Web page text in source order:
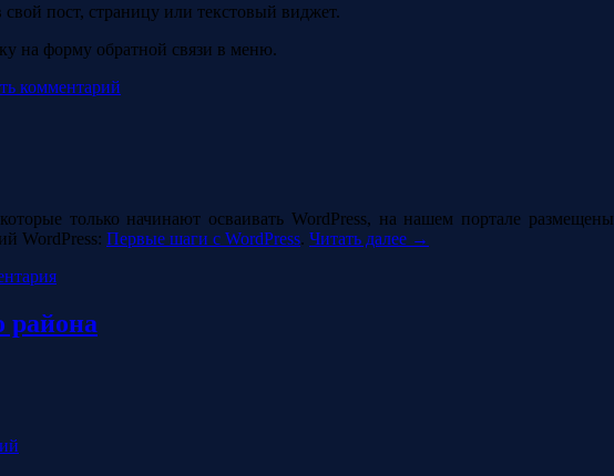
пост, страницу или текстовый виджет.
на форму обратной связи в меню.
комментарий
только начинают осваивать WordPress, на нашем портале размещены
WordPress: Первые шаги с WordPress. Читать далее →
района